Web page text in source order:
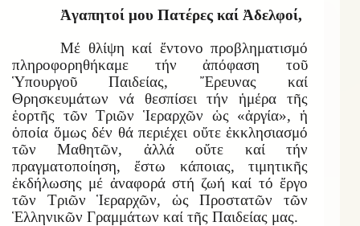
Ἀγαπητοί μου Πατέρες καί Ἀδελφοί,
Μέ θλίψη καί ἔντονο προβληματισμό
πληροφορηθήκαμε τήν ἀπόφαση τοῦ
Ὑπουργοῦ Παιδείας, Ἔρευνας καί
Θρησκευμάτων νά θεσπίσει τήν ἡμέρα τῆς
ἑορτῆς τῶν Τριῶν Ἱεραρχῶν ὡς «ἀργία», ἡ
ὁποία ὅμως δέν θά περιέχει οὔτε ἐκκλησιασμό
τῶν Μαθητῶν, ἀλλά οὔτε καί τήν
πραγματοποίηση, ἔστω κάποιας, τιμητικῆς
ἐκδήλωσης μέ ἀναφορά στή ζωή καί τό ἔργο
τῶν Τριῶν Ἱεραρχῶν, ὡς Προστατῶν τῶν
Ἑλληνικῶν Γραμμάτων καί τῆς Παιδείας μας.